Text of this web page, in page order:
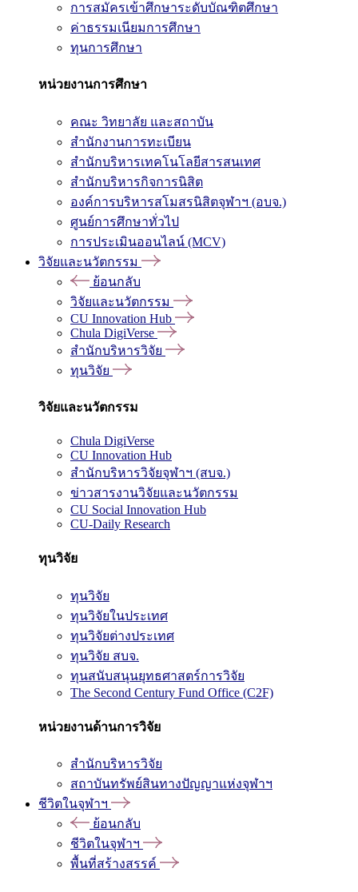
การสมัครเข้าศึกษาระดับบัณฑิตศึกษา
ค่าธรรมเนียมการศึกษา
ทุนการศึกษา
หน่วยงานการศึกษา
คณะ วิทยาลัย และสถาบัน
สำนักงานการทะเบียน
สำนักบริหารเทคโนโลยีสารสนเทศ
สำนักบริหารกิจการนิสิต
องค์การบริหารสโมสรนิสิตจุฬาฯ (อบจ.)
ศูนย์การศึกษาทั่วไป
การประเมินออนไลน์ (MCV)
วิจัยและนวัตกรรม
ย้อนกลับ
วิจัยและนวัตกรรม
CU Innovation Hub
Chula DigiVerse
สำนักบริหารวิจัย
ทุนวิจัย
วิจัยและนวัตกรรม
Chula DigiVerse
CU Innovation Hub
สำนักบริหารวิจัยจุฬาฯ (สบจ.)
ข่าวสารงานวิจัยและนวัตกรรม
CU Social Innovation Hub
CU-Daily Research
ทุนวิจัย
ทุนวิจัย
ทุนวิจัยในประเทศ
ทุนวิจัยต่างประเทศ
ทุนวิจัย สบจ.
ทุนสนับสนุนยุทธศาสตร์การวิจัย
The Second Century Fund Office (C2F)
หน่วยงานด้านการวิจัย
สำนักบริหารวิจัย
สถาบันทรัพย์สินทางปัญญาแห่งจุฬาฯ
ชีวิตในจุฬาฯ
ย้อนกลับ
ชีวิตในจุฬาฯ
พื้นที่สร้างสรรค์